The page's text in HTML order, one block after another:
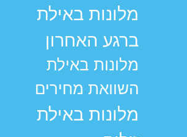
מלונות באילת
ברגע האחרון
מלונות באילת
השוואת מחירים
מלונות באילת